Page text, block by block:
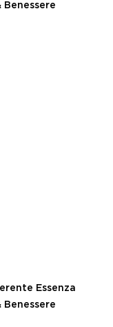
Benessere
Essenza
Benessere